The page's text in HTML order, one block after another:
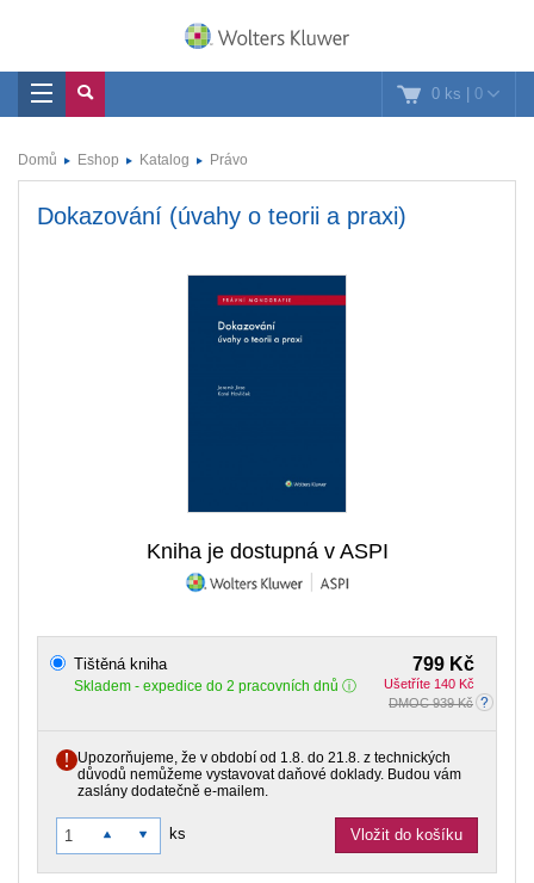
0 ks | 0
Domů Eshop Katalog Právo
Dokazování (úvahy o teorii a praxi)
Kniha je dostupná v ASPI
799 Kč
Ušetříte 140 Kč
DMOC 939 Kč
Tištěná kniha
Skladem - expedice do 2 pracovních dnů
Upozorňujeme, že v období od 1.8. do 21.8. z technických
důvodů nemůžeme vystavovat daňové doklady. Budou vám
zaslány dodatečně e-mailem.
ks Vložit do košíku